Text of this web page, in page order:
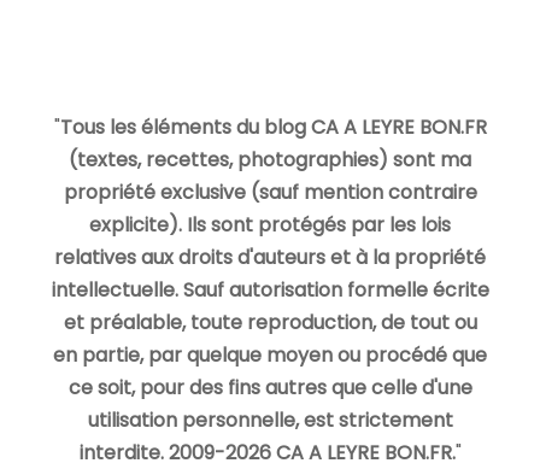
"Tous les éléments du blog CA A LEYRE BON.FR
(textes, recettes, photographies) sont ma
propriété exclusive (sauf mention contraire
explicite). Ils sont protégés par les lois
relatives aux droits d'auteurs et à la propriété
intellectuelle. Sauf autorisation formelle écrite
et préalable, toute reproduction, de tout ou
en partie, par quelque moyen ou procédé que
ce soit, pour des fins autres que celle d'une
utilisation personnelle, est strictement
interdite. 2009-2026 CA A LEYRE BON.FR."